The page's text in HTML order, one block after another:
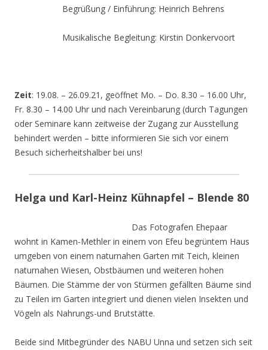
Begrüßung / Einführung: Heinrich Behrens
Musikalische Begleitung: Kirstin Donkervoort
Zeit: 19.08. – 26.09.21, geöffnet Mo. – Do. 8.30 – 16.00 Uhr,
Fr. 8.30 – 14.00 Uhr und nach Vereinbarung (durch Tagungen
oder Seminare kann zeitweise der Zugang zur Ausstellung
behindert werden – bitte informieren Sie sich vor einem
Besuch sicherheitshalber bei uns!
Helga und Karl-Heinz Kühnapfel – Blende 80
Das Fotografen Ehepaar
wohnt in Kamen-Methler in einem von Efeu begrüntem Haus
umgeben von einem naturnahen Garten mit Teich, kleinen
naturnahen Wiesen, Obstbäumen und weiteren hohen
Bäumen. Die Stämme der von Stürmen gefällten Bäume sind
zu Teilen im Garten integriert und dienen vielen Insekten und
Vögeln als Nahrungs-und Brutstätte.
Beide sind Mitbegründer des NABU Unna und setzen sich seit